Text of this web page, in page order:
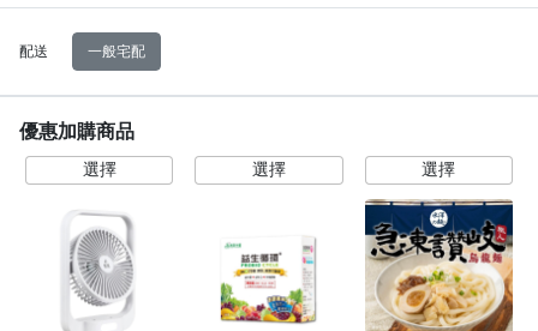
配送 一般宅配
優惠加購商品